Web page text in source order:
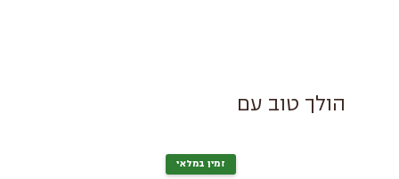
הולך טוב עם
זמין במלאי